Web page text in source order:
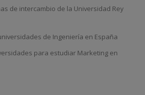
de intercambio de la Universidad Rey
de Ingeniería en España
para estudiar Marketing en